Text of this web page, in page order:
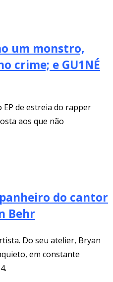
um monstro,
crime; e GU1NÉ
EP de estreia do rapper
aos que não
do cantor
Behr
Do seu atelier, Bryan
em constante